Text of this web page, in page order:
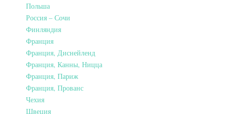
Польша
Россия – Сочи
Финляндия
Франция
Франция, Диснейленд
Франция, Канны, Ницца
Франция, Париж
Франция, Прованс
Чехия
Швеция